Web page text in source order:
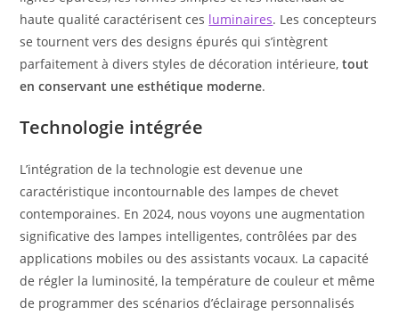
haute qualité caractérisent ces luminaires. Les concepteurs
se tournent vers des designs épurés qui s’intègrent
parfaitement à divers styles de décoration intérieure,tout
en conservant une esthétique moderne.
Technologie intégrée
L’intégration de la technologie est devenue une
caractéristique incontournable des lampes de chevet
contemporaines. En 2024, nous voyons une augmentation
significative des lampes intelligentes, contrôlées par des
applications mobiles ou des assistants vocaux. La capacité
de régler la luminosité, la température de couleur et même
de programmer des scénarios d’éclairage personnalisés